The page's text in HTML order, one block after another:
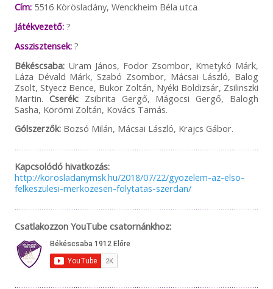
Cím:5516 Körösladány, Wenckheim Béla utca
Játékvezető:?
Asszisztensek:?
Békéscsaba:Uram János, Fodor Zsombor, Kmetykó Márk,
Láza Dévald Márk, Szabó Zsombor, Mácsai László, Balog
Zsolt, Styecz Bence, Bukor Zoltán, Nyéki Boldizsár, Zsilinszki
Martin. Cserék:Zsibrita Gergő, Mágocsi Gergő, Balogh
Sasha, Körömi Zoltán, Kovács Tamás.
Gólszerzők:Bozsó Milán, Mácsai László, Krajcs Gábor.
Kapcsolódó hivatkozás:
http://korosladanymsk.hu/2018/07/22/gyozelem-az-elso-
felkeszulesi-merkozesen-folytatas-szerdan/
Csatlakozzon YouTube csatornánkhoz: